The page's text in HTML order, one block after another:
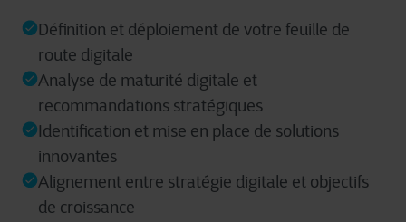
Définition et déploiement de votre feuille de
route digitale
Analyse de maturité digitale et
recommandations stratégiques
Identification et mise en place de solutions
innovantes
Alignement entre stratégie digitale et objectifs
de croissance